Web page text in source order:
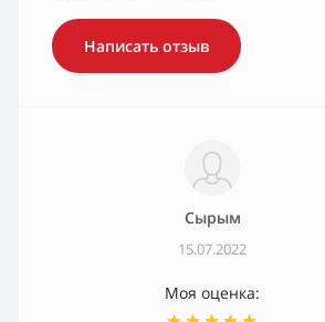
Написать отзыв
Сырым
15.07.2022
Моя оценка: